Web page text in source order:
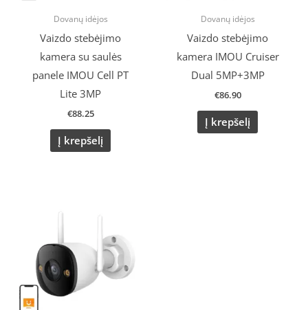
Dovanų idėjos
Vaizdo stebėjimo
kamera su saulės
panele IMOU Cell PT
Lite 3MP
€88.25
Į krepšelį
Dovanų idėjos
Vaizdo stebėjimo
kamera IMOU Cruiser
Dual 5MP+3MP
€86.90
Į krepšelį